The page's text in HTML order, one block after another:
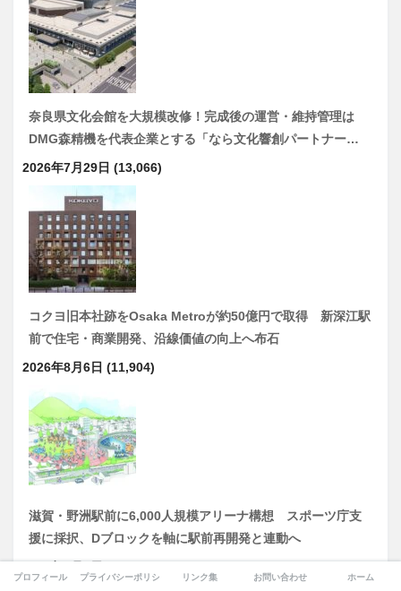
奈良県文化会館を大規模改修！完成後の運営・維持管理は
DMG森精機を代表企業とする「なら文化響創パートナー…
2026年7月29日 (13,066)
コクヨ旧本社跡をOsaka Metroが約50億円で取得 新深江駅
前で住宅・商業開発、沿線価値の向上へ布石
2026年8月6日 (11,904)
滋賀・野洲駅前に6,000人規模アリーナ構想 スポーツ庁支
援に採択、Dブロックを軸に駅前再開発と連動へ
プロフィール プライバシーポリシー リンク集 お問い合わせ ホーム